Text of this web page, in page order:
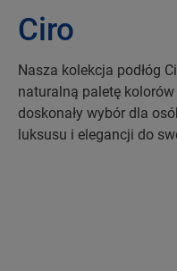
Ciro
Nasza kolekcja podłóg
naturalną paletę
doskonały wybór dla
luksusu i elegancji do